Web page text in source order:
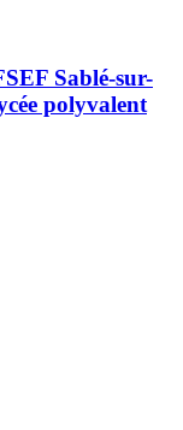
Sablé-sur-
polyvalent